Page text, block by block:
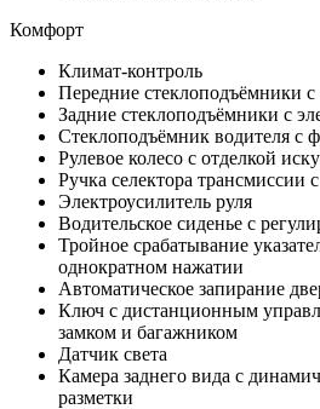
Комфорт
Климат-контроль
Передние стеклоподъёмники
Задние стеклоподъёмники с
Стеклоподъёмник водителя с
Рулевое колесо с отделкой
Ручка селектора трансмиссии
Электроусилитель руля
Водительское сиденье с
Тройное срабатывание
однократном нажатии
Автоматическое запирание
Ключ с дистанционным
замком и багажником
Датчик света
Камера заднего вида с
разметки